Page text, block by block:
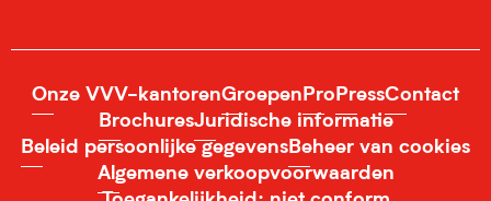
Onze VVV-kantorenGroepen Pro PressContact
BrochuresJuridische informatie
Beleid persoonlijke gegevensBeheer van cookies
Algemene verkoopvoorwaarden